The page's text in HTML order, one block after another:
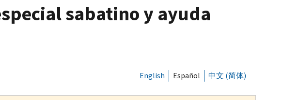
sabatino y ayuda
English Español 中文 (简体)